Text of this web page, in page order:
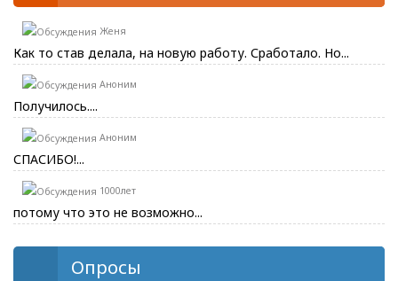
Женя
Как то став делала, на новую работу. Сработало. Но...
Аноним
Получилось....
Аноним
СПАСИБО!...
1000лет
потому что это не возможно...
Опросы